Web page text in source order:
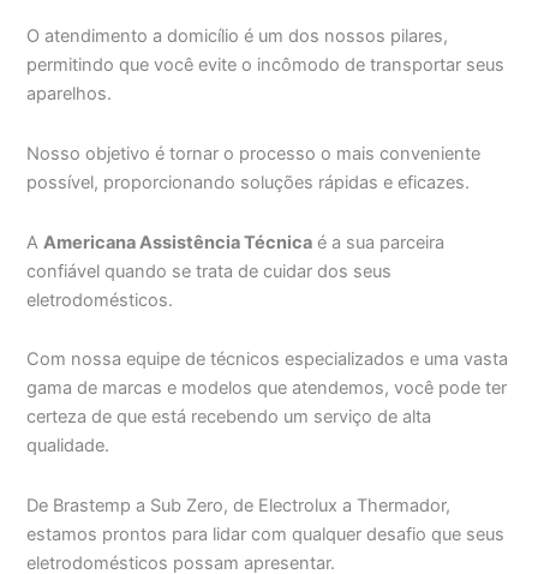
O atendimento a domicílio é um dos nossos pilares,
permitindo que você evite o incômodo de transportar seus
aparelhos.
Nosso objetivo é tornar o processo o mais conveniente
possível, proporcionando soluções rápidas e eficazes.
A Americana Assistência Técnica é a sua parceira
confiável quando se trata de cuidar dos seus
eletrodomésticos.
Com nossa equipe de técnicos especializados e uma vasta
gama de marcas e modelos que atendemos, você pode ter
certeza de que está recebendo um serviço de alta
qualidade.
De Brastemp a Sub Zero, de Electrolux a Thermador,
estamos prontos para lidar com qualquer desafio que seus
eletrodomésticos possam apresentar.